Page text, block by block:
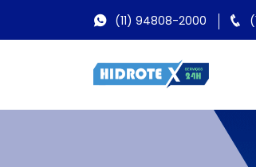
(11) 94808-2000